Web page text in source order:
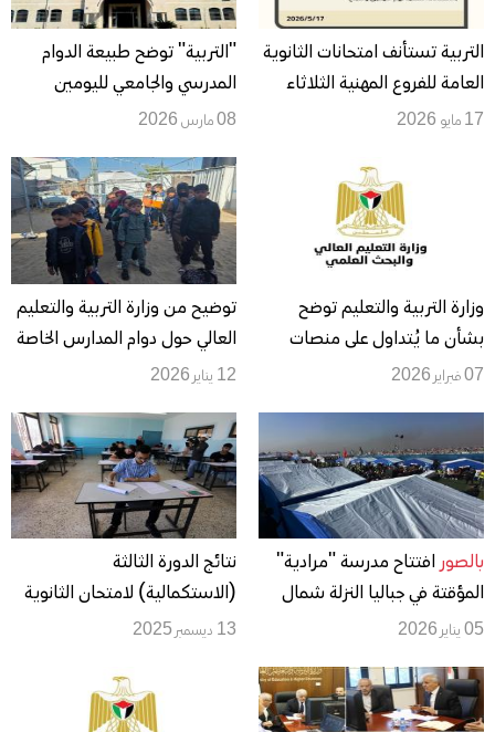
التربية تستأنف امتحانات الثانوية
العامة للفروع المهنية الثلاثاء
المقبل
17 مايو 2026
"التربية" توضح طبيعة الدوام
المدرسي والجامعي لليومين
المقبلين
08 مارس 2026
وزارة التربية والتعليم توضح
بشأن ما يُتداول على منصات
التواصل الاجتماعي حول المناهج
07 فبراير 2026
توضيح من وزارة التربية والتعليم
العالي حول دوام المدارس الخاصة
12 يناير 2026
بالصور افتتاح مدرسة "مرادية"
المؤقتة في جباليا النزلة شمال
قطاع غزة
05 يناير 2026
نتائج الدورة الثالثة
(الاستكمالية) لامتحان الثانوية
العامة غدا الأحد
13 ديسمبر 2025